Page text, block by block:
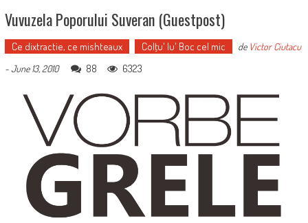
Vuvuzela Poporului Suveran (guestpost)
Ce dixtractie, ce mishteaux Colţu' lu' Boc cel mic de Victor Ciutacu
-June 13, 2010 88 6323